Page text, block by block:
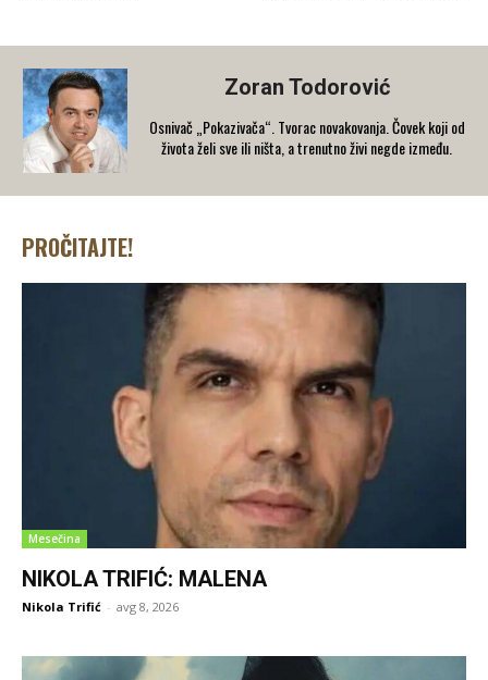
Zoran Todorović
Osnivač „Pokazivača“. Tvorac novakovanja. Čovek koji od
života želi sve ili ništa, a trenutno živi negde između.
PROČITAJTE!
Mesečina
NIKOLA TRIFIĆ: MALENA
Nikola Trifić - avg 8, 2026